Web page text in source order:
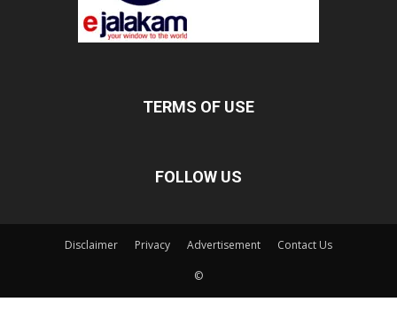
TERMS OF USE
FOLLOW US
Disclaimer Privacy Advertisement Contact Us
©